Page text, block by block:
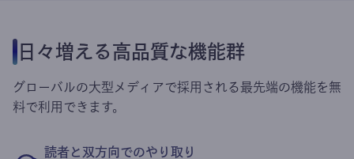
日々増える高品質な機能群
グローバルの大型メディアで採用される最先端の機能を無
料で利用できます。
読者と双方向でのやり取り